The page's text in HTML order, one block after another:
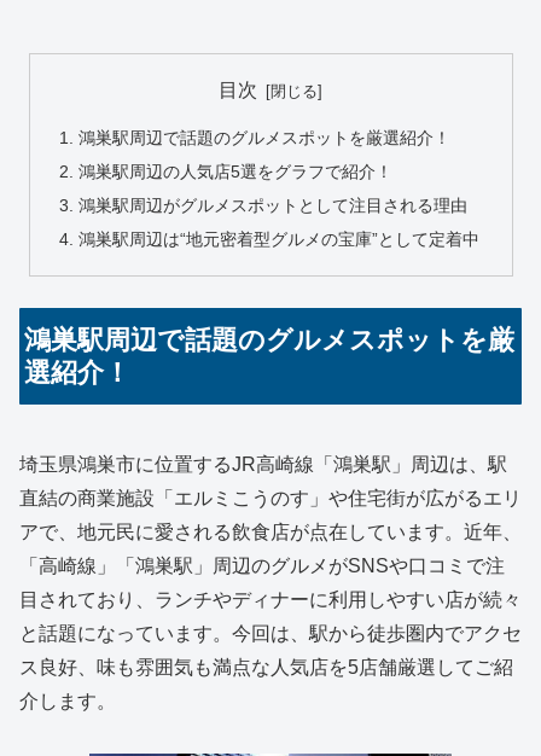
目次
鴻巣駅周辺で話題のグルメスポットを厳選紹介！
鴻巣駅周辺の人気店5選をグラフで紹介！
鴻巣駅周辺がグルメスポットとして注目される理由
鴻巣駅周辺は“地元密着型グルメの宝庫”として定着中
鴻巣駅周辺で話題のグルメスポットを厳
選紹介！
埼玉県鴻巣市に位置するJR高崎線「鴻巣駅」周辺は、駅
直結の商業施設「エルミこうのす」や住宅街が広がるエリ
アで、地元民に愛される飲食店が点在しています。近年、
「高崎線」「鴻巣駅」周辺のグルメがSNSや口コミで注
目されており、ランチやディナーに利用しやすい店が続々
と話題になっています。今回は、駅から徒歩圏内でアクセ
ス良好、味も雰囲気も満点な人気店を5店舗厳選してご紹
介します。